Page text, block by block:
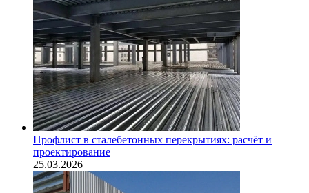
Профлист в сталебетонных перекрытиях: расчёт и
проектирование
25.03.2026